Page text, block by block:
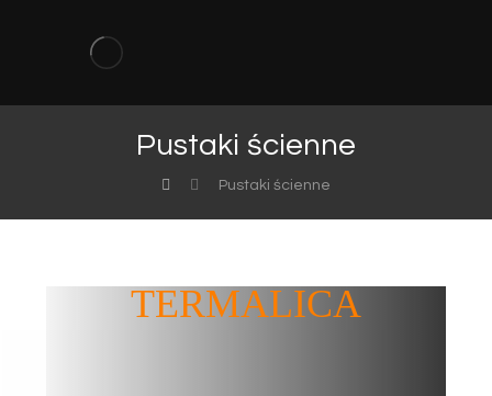
Pustaki ścienne
Pustaki ścienne
TERMALICA